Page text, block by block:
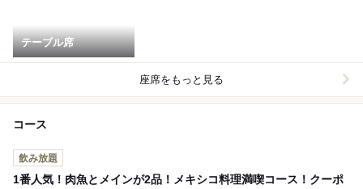
テーブル席
座席をもっと見る
コース
飲み放題
1番人気！肉魚とメインが2品！メキシコ料理満喫コース！クーポ